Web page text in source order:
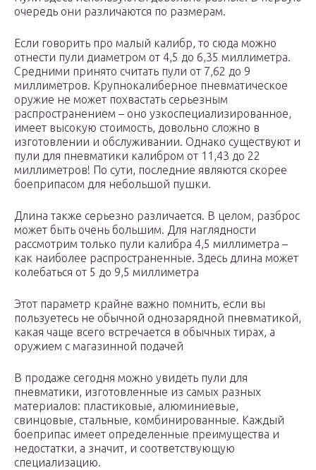
очередь они различаются по размерам.
Если говорить про малый калибр, то сюда можно
отнести пули диаметром от 4,5 до 6,35 миллиметра.
Средними принято считать пули от 7,62 до 9
миллиметров. Крупнокалиберное пневматическое
оружие не может похвастать серьезным
распространением – оно узкоспециализированное,
имеет высокую стоимость, довольно сложно в
изготовлении и обслуживании. Однако существуют и
пули для пневматики калибром от 11,43 до 22
миллиметров! По сути, последние являются скорее
боеприпасом для небольшой пушки.
Длина также серьезно различается. В целом, разброс
может быть очень большим. Для наглядности
рассмотрим только пули калибра 4,5 миллиметра –
как наиболее распространенные. Здесь длина может
колебаться от 5 до 9,5 миллиметра
Этот параметр крайне важно помнить, если вы
пользуетесь не обычной однозарядной пневматикой,
какая чаще всего встречается в обычных тирах, а
оружием с магазинной подачей
В продаже сегодня можно увидеть пули для
пневматики, изготовленные из самых разных
материалов: пластиковые, алюминиевые,
свинцовые, стальные, комбинированные. Каждый
боеприпас имеет определенные преимущества и
недостатки, а значит, и соответствующую
специализацию.